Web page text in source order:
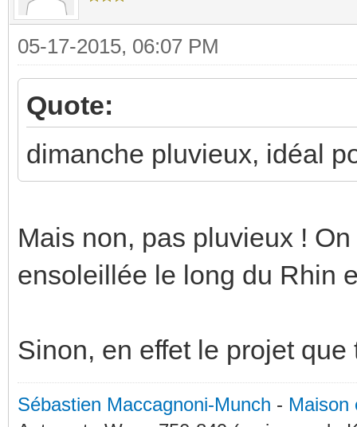
05-17-2015, 06:07 PM
Quote:
dimanche pluvieux, idéal
Mais non, pas pluvieux !
ensoleillée le long du Rhin
Sinon, en effet le projet
Sébastien Maccagnoni-Munch - Maison